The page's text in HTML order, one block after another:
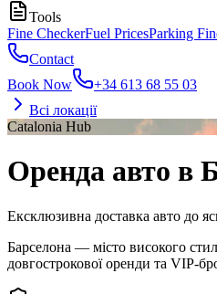
Tools
Fine CheckerFuel PricesParking
Contact
Book Now
+34 613 68 55 03
Всі локації
Catalonia Hub
Оренда авто в
Ексклюзивна доставка авто до
Барселона — місто високого
довгострокової оренди та VIP-